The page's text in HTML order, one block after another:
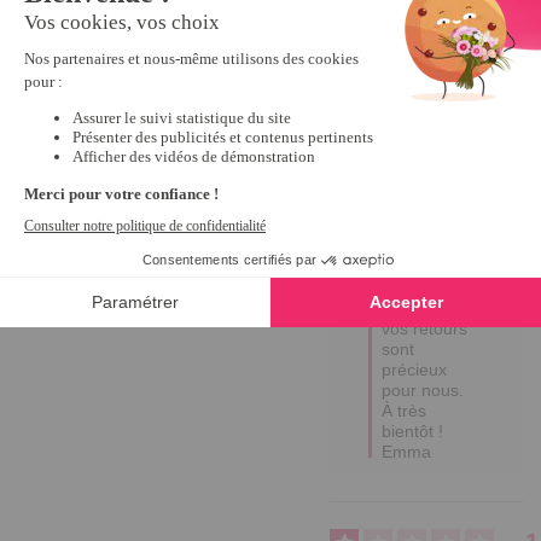
Signaler
Réponse de
tempsl.fr
satisfaction
priorité, et
vos retours
sont
précieux
pour nous.
À très
bientôt !
Emma